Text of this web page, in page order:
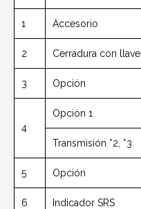
1 Accesorio
2 Cerradura con llave
3 Opción
4
Opción 1
Transmisión *2, *3
5 Opción
6 Indicador SRS